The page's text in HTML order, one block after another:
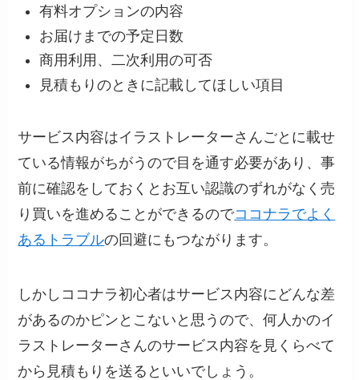
有料オプションの内容
お届けまでの予定日数
商用利用、二次利用の可否
見積もりのときに記載してほしい項目
サービス内容はイラストレーターさんごとに載せ
ている情報がちがうので目を通す必要があり、事
前に確認をしておくとお互い認識のずれがなく売
り買いを進めることができるのでココナラでよく
あるトラブルの回避にもつながります。
しかしココナラ初心者はサービス内容にどんな差
があるのかピンとこないと思うので、何人かのイ
ラストレーターさんのサービス内容を見くらべて
から見積もりを送るといいでしょう。